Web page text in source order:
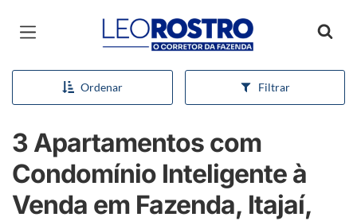
Página inicial
Ordenar Filtrar
3 Apartamentos com
Condomínio Inteligente à
Venda em Fazenda, Itajaí,